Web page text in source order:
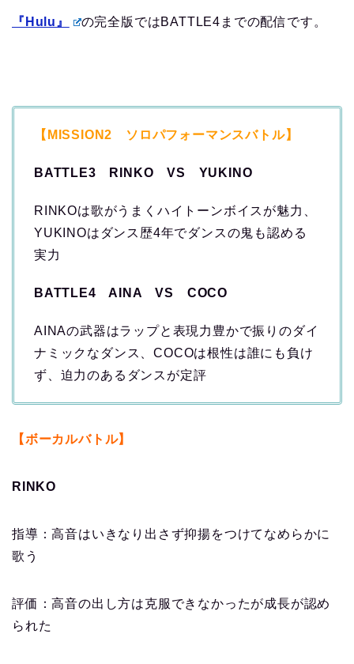
『Hulu』 の完全版ではBATTLE4までの配信です。
【MISSION2 ソロパフォーマンスバトル】
BATTLE3 RINKO VS YUKINO
RINKOは歌がうまくハイトーンボイスが魅力、
YUKINOはダンス歴4年でダンスの鬼も認める
実力
BATTLE4 AINA VS COCO
AINAの武器はラップと表現力豊かで振りのダイ
ナミックなダンス、COCOは根性は誰にも負け
ず、迫力のあるダンスが定評
【ボーカルバトル】
RINKO
指導：高音はいきなり出さず抑揚をつけてなめらかに
歌う
評価：高音の出し方は克服できなかったが成長が認め
られた